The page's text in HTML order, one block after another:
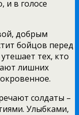
и в голосе
добрым
бойцов перед
тех, кто
лишних
солдаты –
Улыбками,